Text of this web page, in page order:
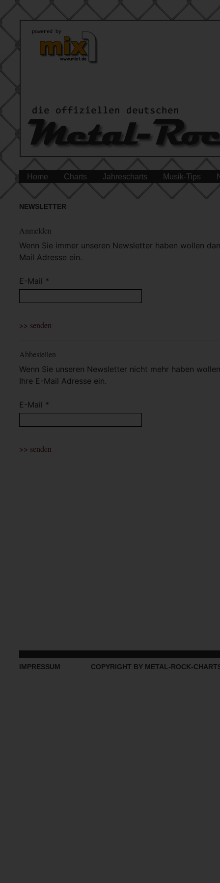
Home Charts Jahrescharts Musik-Tips
NEWSLETTER
Anmelden
Wenn Sie immer unseren Newsletter haben wollen
Mail Adresse ein.
E-Mail *
Abbestellen
Wenn Sie unseren Newsletter nicht mehr haben
Ihre E-Mail Adresse ein.
E-Mail *
IMPRESSUM COPYRIGHT BY METAL-ROCK-